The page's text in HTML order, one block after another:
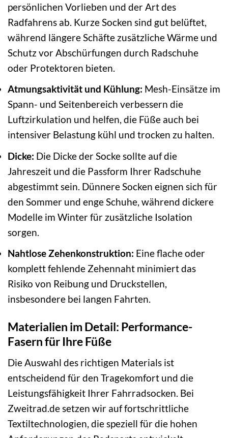
persönlichen Vorlieben und der Art des
Radfahrens ab. Kurze Socken sind gut belüftet,
während längere Schäfte zusätzliche Wärme und
Schutz vor Abschürfungen durch Radschuhe
oder Protektoren bieten.
Atmungsaktivität und Kühlung: Mesh-Einsätze im
Spann- und Seitenbereich verbessern die
Luftzirkulation und helfen, die Füße auch bei
intensiver Belastung kühl und trocken zu halten.
Dicke: Die Dicke der Socke sollte auf die
Jahreszeit und die Passform Ihrer Radschuhe
abgestimmt sein. Dünnere Socken eignen sich für
den Sommer und enge Schuhe, während dickere
Modelle im Winter für zusätzliche Isolation
sorgen.
Nahtlose Zehenkonstruktion: Eine flache oder
komplett fehlende Zehennaht minimiert das
Risiko von Reibung und Druckstellen,
insbesondere bei langen Fahrten.
Materialien im Detail: Performance-
Fasern für Ihre Füße
Die Auswahl des richtigen Materials ist
entscheidend für den Tragekomfort und die
Leistungsfähigkeit Ihrer Fahrradsocken. Bei
Zweitrad.de setzen wir auf fortschrittliche
Textiltechnologien, die speziell für die hohen